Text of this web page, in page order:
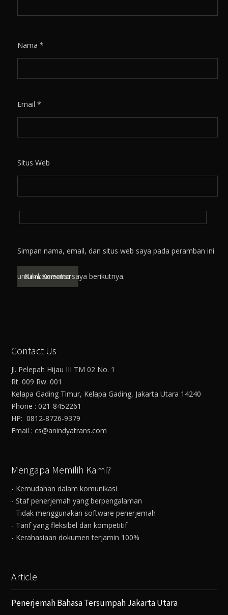
Nama*
Email*
Situs Web
Simpan nama, email, dan situs web saya pada peramban ini
untuk komentar saya berikutnya.
Contact Us
Jl. Pelepah Hijau III TM 02 No. 1
Rt. 009 Rw. 001
Kelapa Gading Timur, Kelapa Gading, Jakarta Utara 14240
Phone : 021-8452261
HP: 0812-8726-9379
Email : cs@anindyatrans.com
Mengapa Memilih Kami?
- Kemudahan dalam komunikasi
- Staf penerjemah yang berpengalaman
- Tidak menggunakan software penerjemah
- Tarif yang fleksibel dan kompetitif
- Kerahasiaan dokumen terjamin 100%
Article
Penerjemah Bahasa Tersumpah Jakarta Utara